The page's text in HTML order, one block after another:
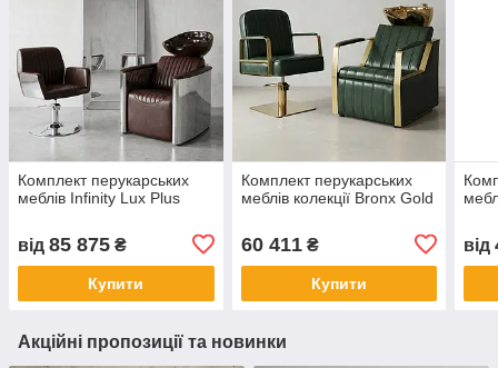
Комплект перукарських
меблів Infinity Lux Plus
від 85 875 ₴
Купити
Комплект перукарських
меблів колекції Bronx Gold
60 411₴
Купити
від
Акційні пропозиції та новинки